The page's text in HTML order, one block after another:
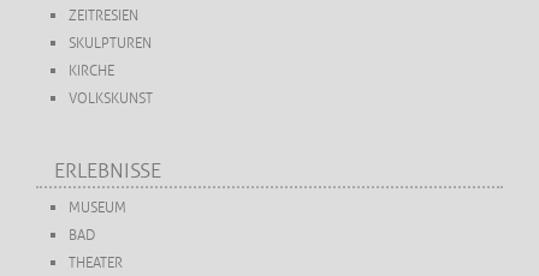
ZEITRESIEN
SKULPTUREN
KIRCHE
VOLKSKUNST
ERLEBNISSE
MUSEUM
BAD
THEATER